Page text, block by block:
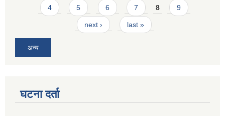
4 5 6 7 8 9
next › last »
अन्य
घटना दर्ता